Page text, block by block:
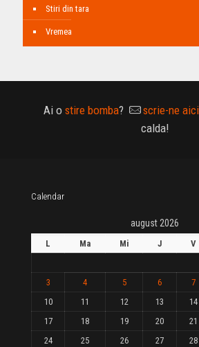
Stiri din tara
Vremea
Ai o stire bomba? scrie-ne aici
calda!
Calendar
august 2026
L Ma Mi J V
3
4 5 6 7
10
11 12 13 14
17
18 19 20 21
24
25 26 27 28